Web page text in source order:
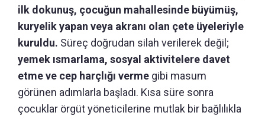
ilk dokunuş, çocuğun mahallesinde büyümüş,
kuryelik yapan veya akranı olan çete üyeleriyle
kuruldu. Süreç doğrudan silah verilerek değil;
yemek ısmarlama, sosyal aktivitelere davet
etme ve cep harçlığı verme gibi masum
görünen adımlarla başladı. Kısa süre sonra
çocuklar örgüt yöneticilerine mutlak bir bağlılıkla